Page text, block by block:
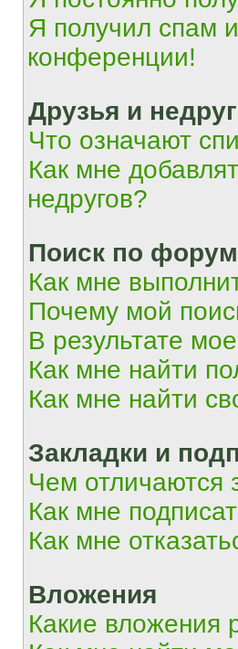
Я получил спам
конференции!
Друзья и
Что означают
Как мне
недругов?
Поиск по
Как мне
Почему мой
В результате
Как мне найти
Как мне найти
Закладки и
Чем отличаются
Как мне
Как мне
Вложения
Какие вложения